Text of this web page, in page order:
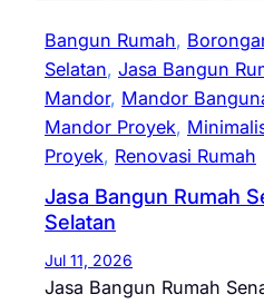
Bangun Rumah,
Selatan, Jasa Bangun
Mandor, Mandor
Mandor Proyek,
Proyek, Renovasi Rumah
Jasa Bangun Rumah
Selatan
Jul 11, 2026
Jasa Bangun Rumah